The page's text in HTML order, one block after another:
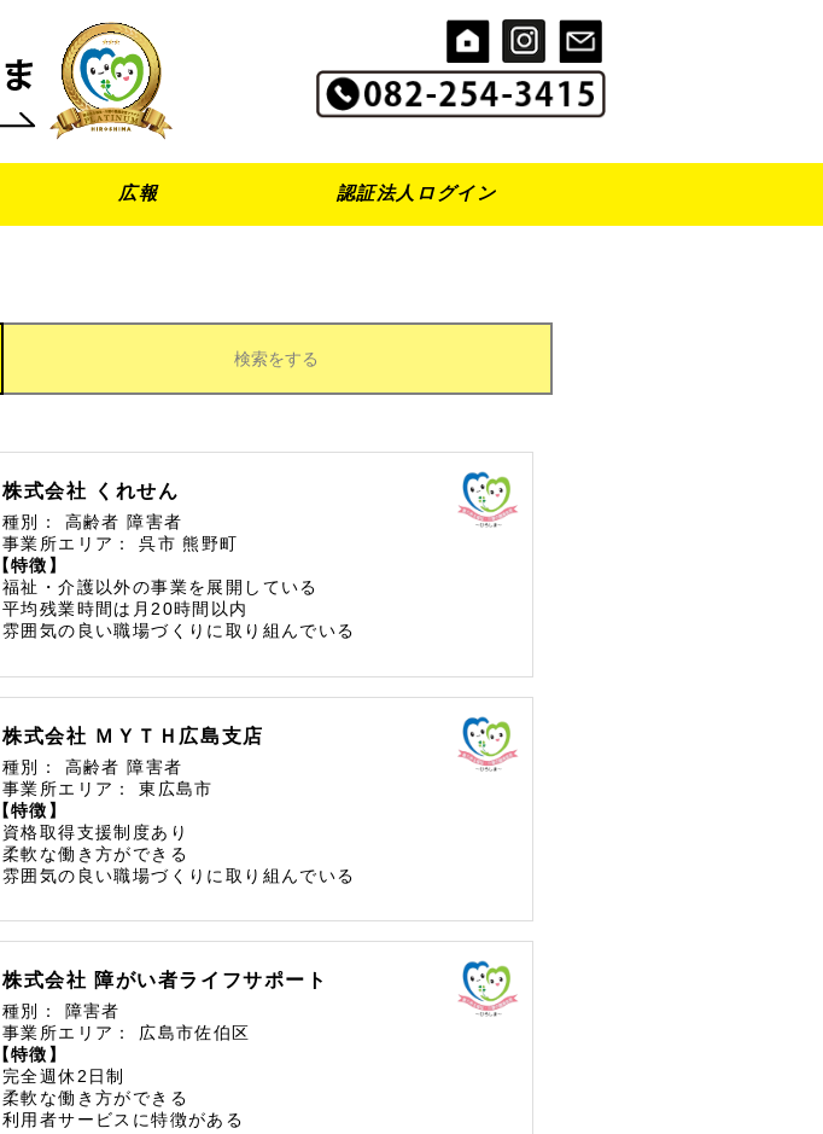
広報 認証法人ログイン
検索をする
株式会社 くれせん
種別： 高齢者 障害者
事業所エリア：
呉市熊野町
【特徴】
福祉・介護以外の事業を展開している
平均残業時間は月20時間以内
雰囲気の良い職場づくりに取り組んでいる
株式会社 ＭＹＴＨ広島支店
種別： 高齢者 障害者
事業所エリア：
東広島市
【特徴】
資格取得支援制度あり
柔軟な働き方ができる
雰囲気の良い職場づくりに取り組んでいる
株式会社 障がい者ライフサポート
種別：
障害者
事業所エリア：
広島市佐伯区
【特徴】
完全週休2日制
柔軟な働き方ができる
利用者サービスに特徴がある